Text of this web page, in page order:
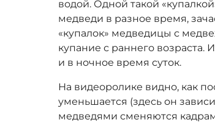
водой. Одной такой
медведи в разное время,
«купалок» медведицы с
купание с раннего возраста.
и в ночное время суток.
На видеоролике видно, как
уменьшается (здесь он
медведями сменяются